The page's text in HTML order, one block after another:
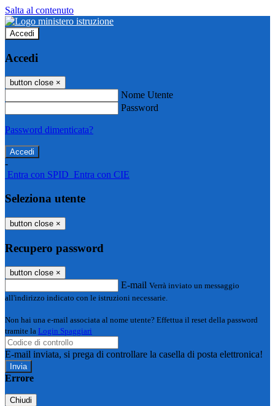
Salta al contenuto
Accedi
Accedi
button close ×
Nome Utente
Password
Password dimenticata?
-
Entra con SPID Entra con CIE
Seleziona utente
button close ×
Recupero password
button close ×
E-mail Verrà inviato un messaggio
all'indirizzo indicato con le istruzioni necessarie.
Non hai una e-mail associata al nome utente? Effettua il reset della password
tramite la Login Spaggiari
E-mail inviata, si prega di controllare la casella di posta elettronica!
Errore
Chiudi